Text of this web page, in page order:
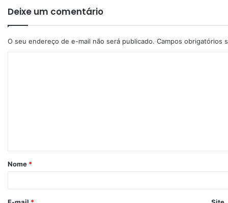
Deixe um comentário
O seu endereço de e-mail não será publicado. Campos obrigatórios
Nome *